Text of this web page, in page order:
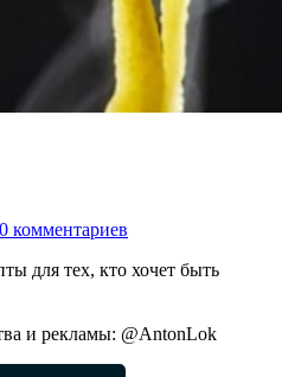
0 комментариев
для тех, кто хочет быть
и рекламы: @AntonLok